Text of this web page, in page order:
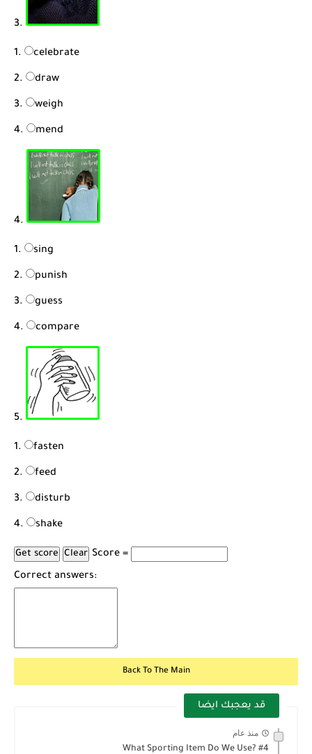
3.
celebrate
draw
weigh
mend
4.
sing
punish
guess
compare
5.
fasten
feed
disturb
shake
Score =
Correct answers:
Back To The Main
قد يعجبك ايضا
منذ عام
What Sporting Item Do We Use? #4